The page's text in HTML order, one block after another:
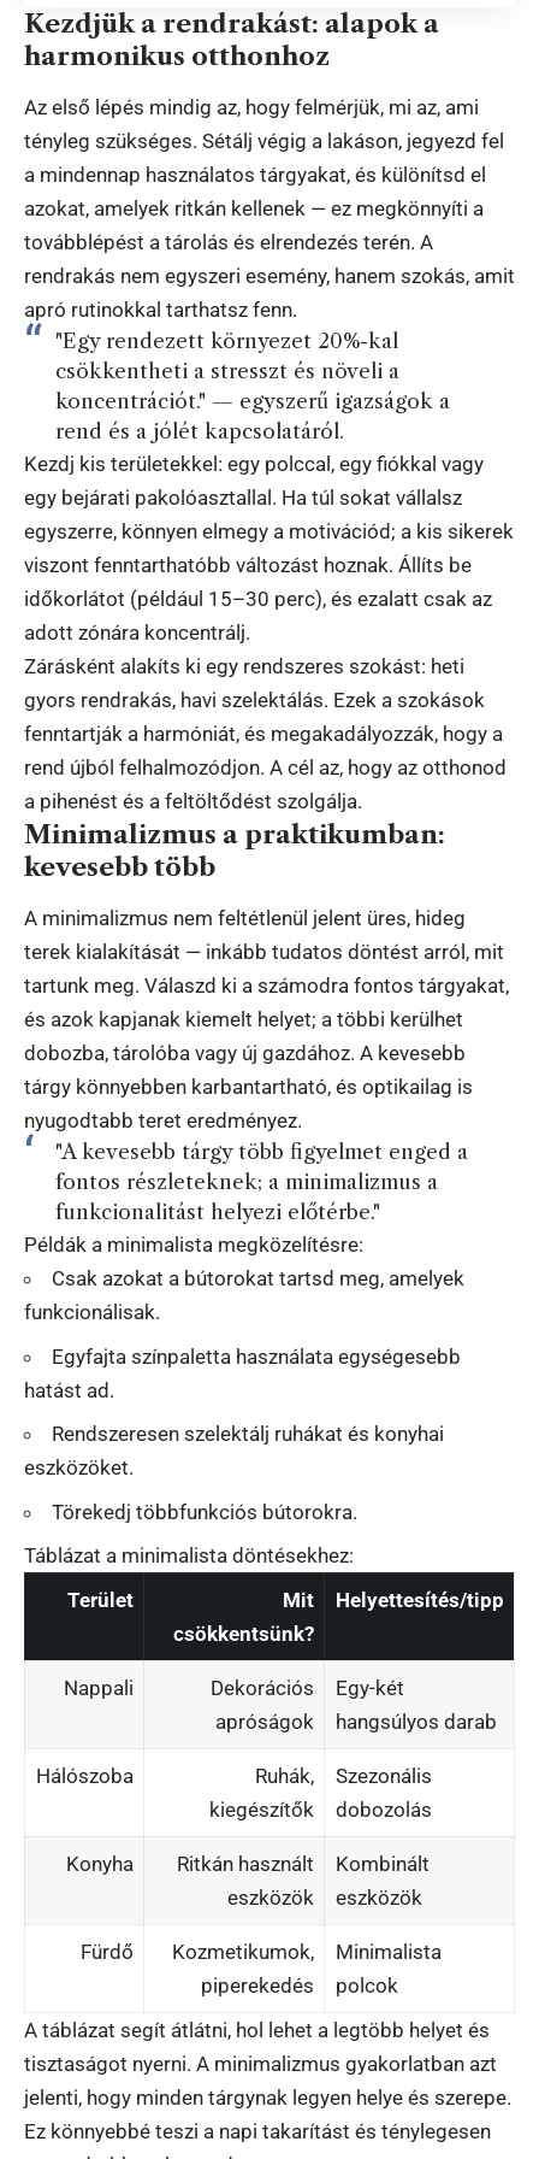
Kezdjük a rendrakást: alapok a
harmonikus otthonhoz
Az első lépés mindig az, hogy felmérjük, mi az, ami
tényleg szükséges. Sétálj végig a lakáson, jegyezd fel
a mindennap használatos tárgyakat, és különítsd el
azokat, amelyek ritkán kellenek — ez megkönnyíti a
továbblépést a tárolás és elrendezés terén. A
rendrakás nem egyszeri esemény, hanem szokás, amit
apró rutinokkal tarthatsz fenn.
"Egy rendezett környezet 20%-kal
csökkentheti a stresszt és növeli a
koncentrációt." — egyszerű igazságok a
rend és a jólét kapcsolatáról.
Kezdj kis területekkel: egy polccal, egy fiókkal vagy
egy bejárati pakolóasztallal. Ha túl sokat vállalsz
egyszerre, könnyen elmegy a motivációd; a kis sikerek
viszont fenntarthatóbb változást hoznak. Állíts be
időkorlátot (például 15–30 perc), és ezalatt csak az
adott zónára koncentrálj.
Zárásként alakíts ki egy rendszeres szokást: heti
gyors rendrakás, havi szelektálás. Ezek a szokások
fenntartják a harmóniát, és megakadályozzák, hogy a
rend újból felhalmozódjon. A cél az, hogy az otthonod
a pihenést és a feltöltődést szolgálja.
Minimalizmus a praktikumban:
kevesebb több
A minimalizmus nem feltétlenül jelent üres, hideg
terek kialakítását — inkább tudatos döntést arról, mit
tartunk meg. Válaszd ki a számodra fontos tárgyakat,
és azok kapjanak kiemelt helyet; a többi kerülhet
dobozba, tárolóba vagy új gazdához. A kevesebb
tárgy könnyebben karbantartható, és optikailag is
nyugodtabb teret eredményez.
"A kevesebb tárgy több figyelmet enged a
fontos részleteknek; a minimalizmus a
funkcionalitást helyezi előtérbe."
Példák a minimalista megközelítésre:
Csak azokat a bútorokat tartsd meg, amelyek
funkcionálisak.
Egyfajta színpaletta használata egységesebb
hatást ad.
Rendszeresen szelektálj ruhákat és konyhai
eszközöket.
Törekedj többfunkciós bútorokra.
Táblázat a minimalista döntésekhez:
Terület
Mit
csökkentsünk?
Helyettesítés/tipp
Nappali
Dekorációs
apróságok
Egy-két
hangsúlyos darab
Hálószoba
Ruhák,
kiegészítők
Szezonális
dobozolás
Konyha
Ritkán használt
eszközök
Kombinált
eszközök
Fürdő
Kozmetikumok,
piperekedés
Minimalista
polcok
A táblázat segít átlátni, hol lehet a legtöbb helyet és
tisztaságot nyerni. A minimalizmus gyakorlatban azt
jelenti, hogy minden tárgynak legyen helye és szerepe.
Ez könnyebbé teszi a napi takarítást és ténylegesen